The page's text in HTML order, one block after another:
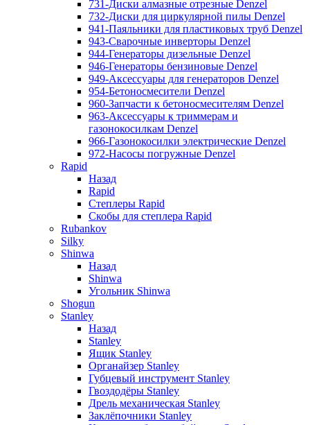
731-Диски алмазные отрезные Denzel
732-Диски для циркулярной пилы Denzel
941-Паяльники для пластиковых труб Denzel
943-Сварочные инверторы Denzel
944-Генераторы дизельные Denzel
946-Генераторы бензиновые Denzel
949-Аксессуары для генераторов Denzel
954-Бетоносмесители Denzel
960-Запчасти к бетоносмесителям Denzel
963-Аксессуары к триммерам и
газонокосилкам Denzel
966-Газонокосилки электрические Denzel
972-Насосы погружные Denzel
Rapid
Назад
Rapid
Степлеры Rapid
Скобы для cтеплера Rapid
Rubankov
Silky
Shinwa
Назад
Shinwa
Угольник Shinwa
Shogun
Stanley
Назад
Stanley
Ящик Stanley
Органайзер Stanley
Губцевый инструмент Stanley
Гвоздодёры Stanley
Дрель механическая Stanley
Заклёпочники Stanley